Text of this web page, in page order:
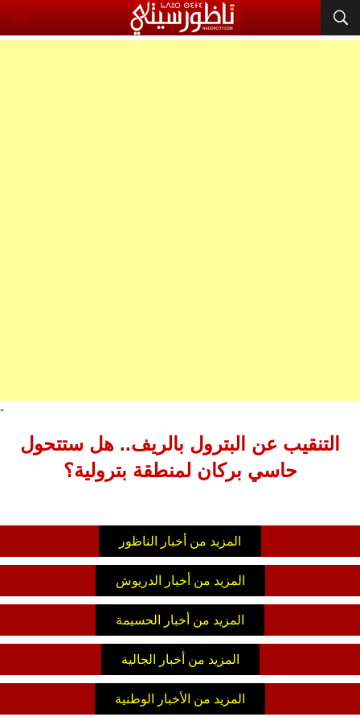
-
التنقيب عن البترول بالريف.. هل ستتحول
حاسي بركان لمنطقة بترولية؟
المزيد من أخبار الناظور
المزيد من أخبار الدريوش
المزيد من أخبار الحسيمة
المزيد من أخبار الجالية
المزيد من الأخبار الوطنية